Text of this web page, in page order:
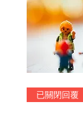
已關閉回覆